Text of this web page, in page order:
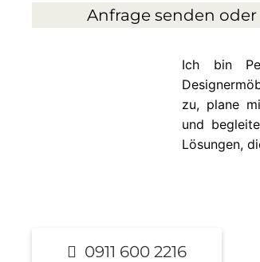
Anfrage senden
Ich bin
zu, plane
und
Lösungen,
0911 600 2216